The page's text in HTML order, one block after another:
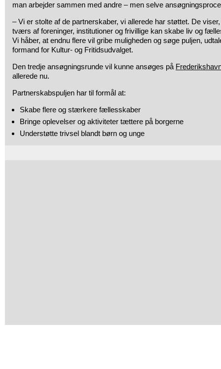
man arbejder sammen med andre – men selve
– Vi er stolte af de partnerskaber, vi allerede har støttet. De
tværs af foreninger, institutioner og frivillige kan skabe liv og
Vi håber, at endnu flere vil gribe muligheden og søge puljen,
formand for Kultur- og Fritidsudvalget.
Den tredje ansøgningsrunde vil kunne ansøges på
allerede nu.
Partnerskabspuljen har til formål at:
Skabe flere og stærkere fællesskaber
Bringe oplevelser og aktiviteter tættere på borgerne
Understøtte trivsel blandt børn og unge